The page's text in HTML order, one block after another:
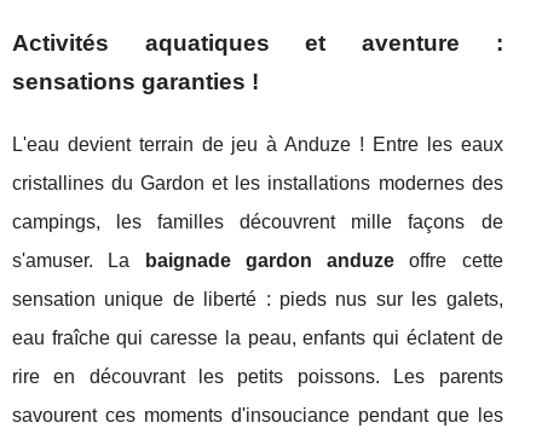
Activités aquatiques et aventure :
sensations garanties !
L'eau devient terrain de jeu à Anduze ! Entre les eaux
cristallines du Gardon et les installations modernes des
campings, les familles découvrent mille façons de
s'amuser. La
baignade gardon anduze offre cette
sensation unique de liberté : pieds nus sur les galets,
eau fraîche qui caresse la peau, enfants qui éclatent de
rire en découvrant les petits poissons. Les parents
savourent ces moments d'insouciance pendant que les